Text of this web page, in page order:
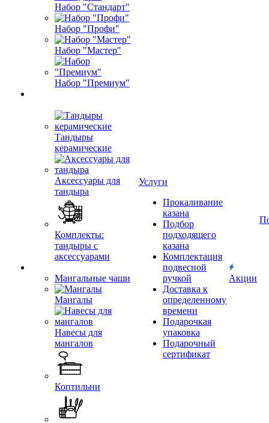
Набор "Стандарт"
Набор "Профи"
Набор "Мастер"
Набор "Премиум"
Тандыры
керамические
Аксессуары для
тандыра
Комплекты:
тандыры с
аксессуарами
Мангальные чаши
Мангалы
Навесы для
мангалов
Коптильни
Услуги
Прокаливание
казана
Подбор
подходящего
казана
Комплектация
подвесной
ручкой
Доставка к
определенному
времени
Подарочкая
упаковка
Подарочный
сертификат
Акции